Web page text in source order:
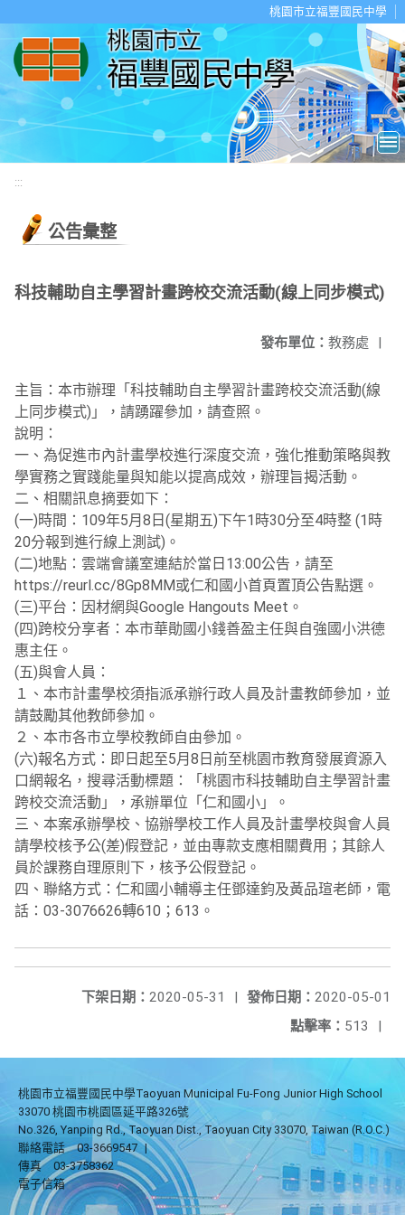
桃園市立福豐國民中學
:::
公告彙整
科技輔助自主學習計畫跨校交流活動(線上同步模式)
發布單位： 教務處 |
主旨：本市辦理「科技輔助自主學習計畫跨校交流活動(線
上同步模式)」，請踴躍參加，請查照。
說明：
一、為促進市內計畫學校進行深度交流，強化推動策略與教
學實務之實踐能量與知能以提高成效，辦理旨揭活動。
二、相關訊息摘要如下：
(一)時間：109年5月8日(星期五)下午1時30分至4時整 (1時
20分報到進行線上測試)。
(二)地點：雲端會議室連結於當日13:00公告，請至
https://reurl.cc/8Gp8MM或仁和國小首頁置頂公告點選。
(三)平台：因材網與Google Hangouts Meet。
(四)跨校分享者：本市華勛國小錢善盈主任與自強國小洪德
惠主任。
(五)與會人員：
１、本市計畫學校須指派承辦行政人員及計畫教師參加，並
請鼓勵其他教師參加。
２、本市各市立學校教師自由參加。
(六)報名方式：即日起至5月8日前至桃園市教育發展資源入
口網報名，搜尋活動標題：「桃園市科技輔助自主學習計畫
跨校交流活動」，承辦單位「仁和國小」。
三、本案承辦學校、協辦學校工作人員及計畫學校與會人員
請學校核予公(差)假登記，並由專款支應相關費用；其餘人
員於課務自理原則下，核予公假登記。
四、聯絡方式：仁和國小輔導主任鄧達鈞及黃品瑄老師，電
話：03-3076626轉610；613。
發佈日期： 2020-05-01
下架日期： 2020-05-31
|
點擊率： 513 |
桃園市立福豐國民中學Taoyuan Municipal Fu-Fong Junior High School
33070 桃園市桃園區延平路326號
No.326, Yanping Rd., Taoyuan Dist., Taoyuan City 33070, Taiwan (R.O.C.)
聯絡電話
03-3669547 |
傳真
03-3758362
電子信箱